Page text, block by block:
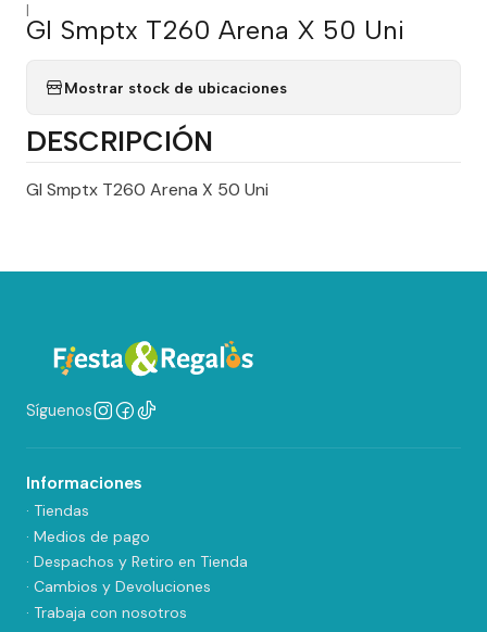
|
Gl Smptx T260 Arena X 50 Uni
Mostrar stock de ubicaciones
DESCRIPCIÓN
Gl Smptx T260 Arena X 50 Uni
Síguenos
Informaciones
· Tiendas
· Medios de pago
· Despachos y Retiro en Tienda
· Cambios y Devoluciones
· Trabaja con nosotros